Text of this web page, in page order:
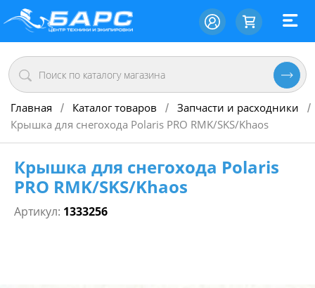
Главная / Каталог товаров / Запчасти и расходники
/
Крышка для снегохода Polaris PRO RMK/SKS/Khaos
Крышка для снегохода Polaris
PRO RMK/SKS/Khaos
Артикул: 1333256